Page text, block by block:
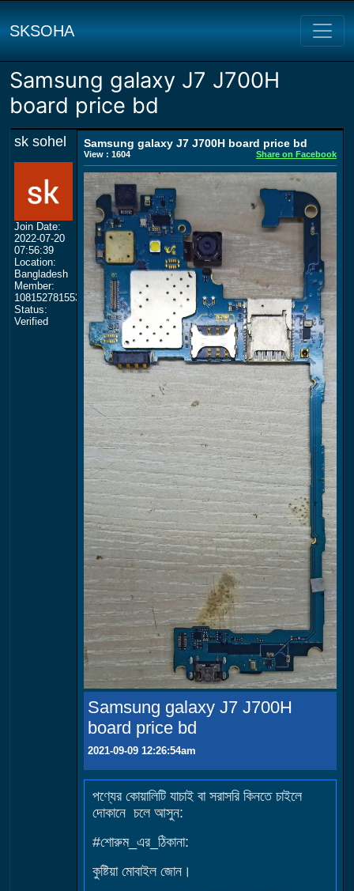
SKSOHA
Samsung galaxy J7 J700H
board price bd
sk sohel
Join Date:
2022-07-20
07:56:39
Location:
Bangladesh
Member:
108152781553702003801
Status:
Verified
Samsung galaxy J7 J700H board price bd
View : 1604 Share on Facebook
Samsung galaxy J7 J700H
board price bd
2021-09-09 12:26:54am
পণ্যের কোয়ালিটি যাচাই বা সরাসরি কিনতে চাইলে
দোকানে চলে আসুন:
#শোরুম_এর_ঠিকানা:
কুষ্টিয়া মোবাইল জোন।